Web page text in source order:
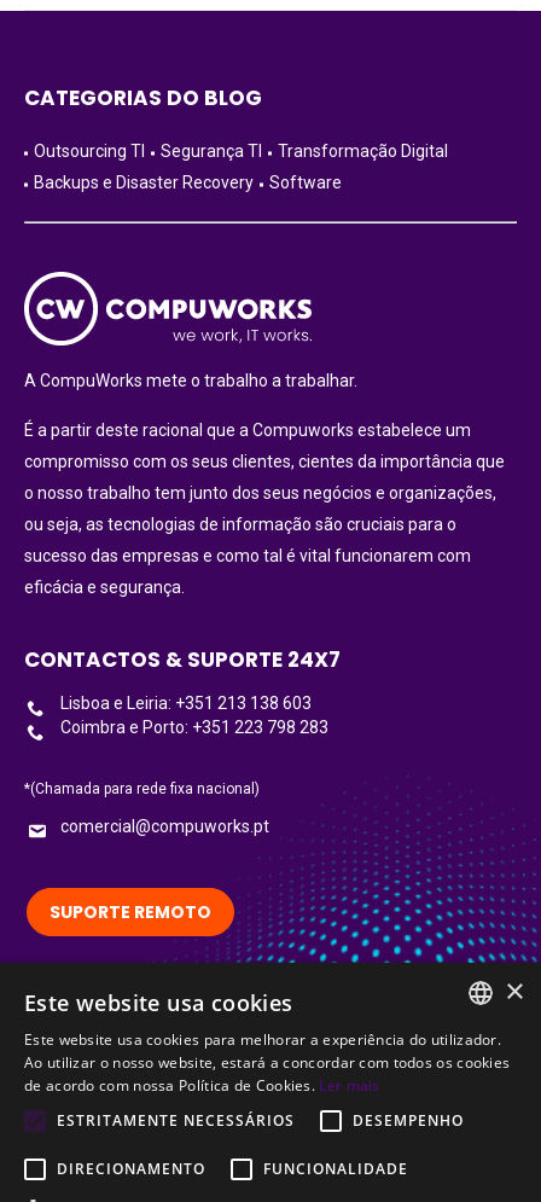
CATEGORIAS DO BLOG
Outsourcing TI Segurança TI
Transformação Digital
Backups e Disaster Recovery
Software
A CompuWorks mete o trabalho a trabalhar.
É a partir deste racional que a Compuworks estabelece um
compromisso com os seus clientes, cientes da importância que
o nosso trabalho tem junto dos seus negócios e organizações,
ou seja, as tecnologias de informação são cruciais para o
sucesso das empresas e como tal é vital funcionarem com
eficácia e segurança.
CONTACTOS & SUPORTE 24X7
Lisboa e Leiria: +351 213 138 603
Coimbra e Porto: +351 223 798 283
*(Chamada para rede fixa nacional)
comercial@compuworks.pt
SUPORTE REMOTO
Siga-nos no LinkedIn:
LinkedIn
Certified
PORTUGUESE
×
Este website usa cookies
Este website usa cookies para melhorar a experiência do utilizador.
Ao utilizar o nosso website, estará a concordar com todos os cookies
de acordo com nossa Política de Cookies. Ler mais
ESTRITAMENTE NECESSÁRIOS
DESEMPENHO
DIRECIONAMENTO
FUNCIONALIDADE